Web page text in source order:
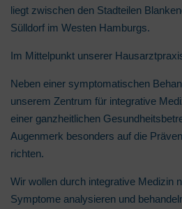
liegt zwischen den Stadteilen
Sülldorf im Westen Hamburgs.
Im Mittelpunkt unserer
Neben einer symptomatischen
unserem Zentrum für integrative
einer ganzheitlichen
Augenmerk besonders auf die
richten.
Wir wollen durch integrative Medizin
Symptome analysieren und